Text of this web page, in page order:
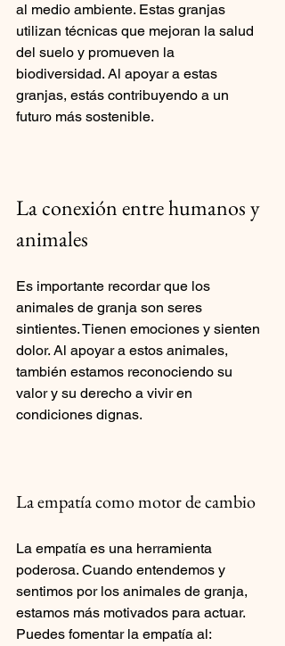
al medio ambiente. Estas granjas
utilizan técnicas que mejoran la salud
del suelo y promueven la
biodiversidad. Al apoyar a estas
granjas, estás contribuyendo a un
futuro más sostenible.
La conexión entre humanos y
animales
Es importante recordar que los
animales de granja son seres
sintientes. Tienen emociones y sienten
dolor. Al apoyar a estos animales,
también estamos reconociendo su
valor y su derecho a vivir en
condiciones dignas.
La empatía como motor de cambio
La empatía es una herramienta
poderosa. Cuando entendemos y
sentimos por los animales de granja,
estamos más motivados para actuar.
Puedes fomentar la empatía al: